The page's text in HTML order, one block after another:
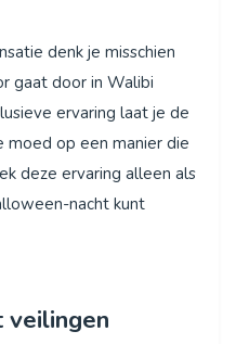
denk je misschien
gaat door in Walibi
ervaring laat je de
op een manier die
deze ervaring alleen als
nacht kunt
veilingen